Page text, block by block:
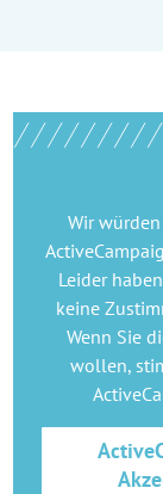
Wir
Leider
keine
Wenn Sie
wollen,